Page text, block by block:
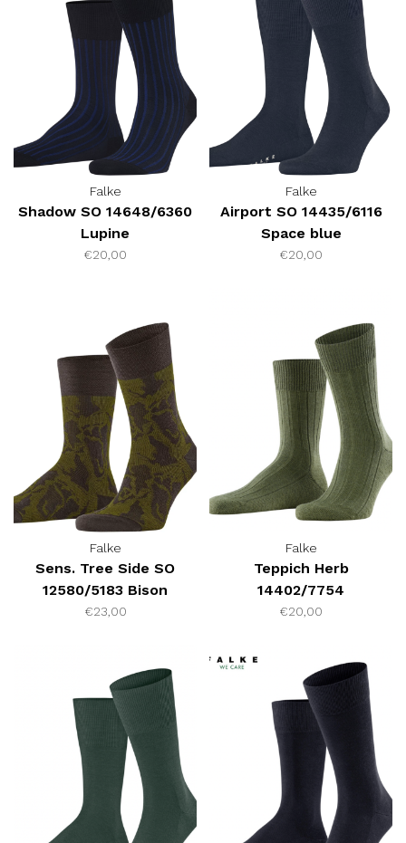
Falke
Shadow SO 14648/6360
Lupine
€20,00
Falke
Airport SO 14435/6116
Space blue
€20,00
Falke
Sens. Tree Side SO
12580/5183 Bison
€23,00
Falke
Teppich Herb
14402/7754
€20,00